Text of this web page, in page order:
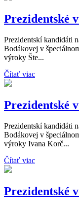
Prezidentské
Prezidentskí kandidáti
Bodákovej v
výroky Šte...
Čítať viac
Prezidentské
Prezidentskí kandidáti
Bodákovej v
výroky Ivana Korč...
Čítať viac
Prezidentské